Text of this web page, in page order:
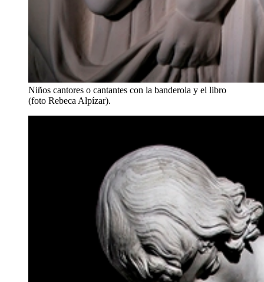
Niños cantores o cantantes con la banderola y el libro
(foto Rebeca Alpízar).